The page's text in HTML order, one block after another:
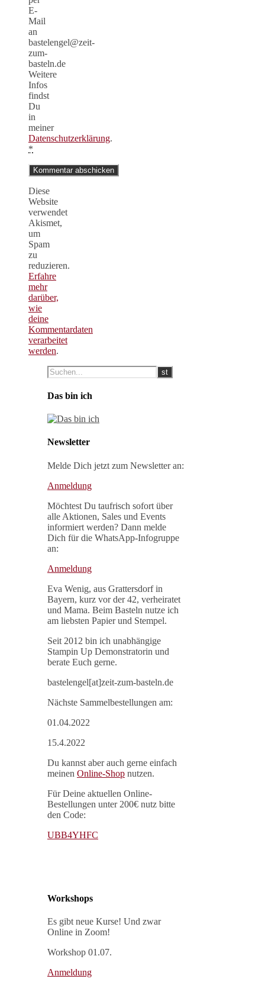
E-
Mail
an
bastelengel@zeit-
zum-
basteln.de
Weitere
Infos
findst
Du
in
meiner
Datenschutzerklärung.
*
Diese
Website
verwendet
Akismet,
um
Spam
zu
reduzieren.
Erfahre
mehr
darüber,
wie
deine
Kommentardaten
verarbeitet
werden.
Das bin ich
Newsletter
Melde Dich jetzt zum Newsletter an:
Anmeldung
Möchtest Du taufrisch sofort über
alle Aktionen, Sales und Events
informiert werden? Dann melde
Dich für die WhatsApp-Infogruppe
an:
Anmeldung
Eva Wenig, aus Grattersdorf in
Bayern, kurz vor der 42, verheiratet
und Mama. Beim Basteln nutze ich
am liebsten Papier und Stempel.
Seit 2012 bin ich unabhängige
Stampin Up Demonstratorin und
berate Euch gerne.
bastelengel[at]zeit-zum-basteln.de
Nächste Sammelbestellungen am:
01.04.2022
15.4.2022
Du kannst aber auch gerne einfach
meinen Online-Shop nutzen.
Für Deine aktuellen Online-
Bestellungen unter 200€ nutz bitte
den Code:
UBB4YHFC
Workshops
Es gibt neue Kurse! Und zwar
Online in Zoom!
Workshop 01.07.
Anmeldung